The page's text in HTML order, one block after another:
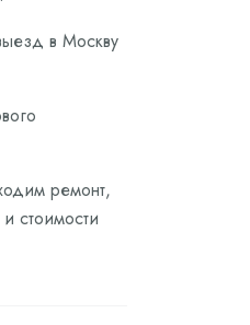
в Москву
ремонт,
стоимости